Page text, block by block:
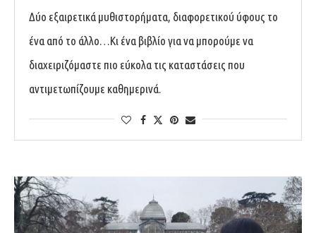
Δύο εξαιρετικά μυθιστορήματα, διαφορετικού ύφους το
ένα από το άλλο…Κι ένα βιβλίο για να μπορούμε να
διαχειριζόμαστε πιο εύκολα τις καταστάσεις που
αντιμετωπίζουμε καθημερινά.